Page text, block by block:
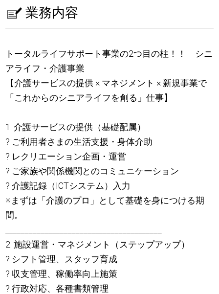
業務内容
トータルライフサポート事業の2つ目の柱！！ シニ
アライフ・介護事業
【介護サービスの提供 × マネジメント × 新規事業で
「これからのシニアライフを創る」仕事】
1. 介護サービスの提供（基礎配属）
? ご利用者さまの生活支援・身体介助
? レクリエーション企画・運営
? ご家族や関係機関とのコミュニケーション
? 介護記録（ICTシステム）入力
※まずは「介護のプロ」として基礎を身につける期
間。
2. 施設運営・マネジメント（ステップアップ）
? シフト管理、スタッフ育成
? 収支管理、稼働率向上施策
? 行政対応、各種書類管理